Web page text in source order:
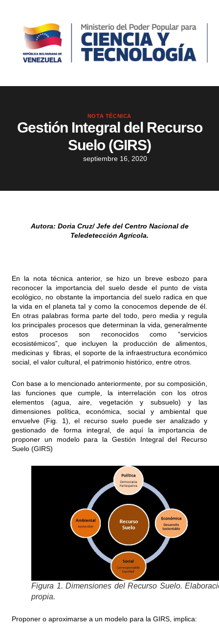
NOTA TÉCNICA
Gestión Integral del Recurso
Suelo (GIRS)
septiembre 16, 2020
Autora: Doria Cruz/ Jefe del Centro Nacional de
Teledetección Agrícola.
En la nota técnica anterior, se hizo un breve esbozo para
reconocer la importancia del suelo desde el punto de vista
ecológico, no obstante la importancia del suelo radica en que
la vida en el planeta tal y como la conocemos depende de él.
En otras palabras forma parte del todo, pero media y regula
los principales procesos que determinan la vida, generalmente
estos procesos son reconocidos como “servicios
ecosistémicos”, que incluyen la producción de alimentos,
medicinas y fibras, el soporte de la infraestructura económico
social, el valor cultural, el patrimonio histórico, entre otros.
Con base a lo mencionado anteriormente, por su composición,
las funciones que cumple, la interrelación con los otros
elementos (agua, aire, vegetación y subsuelo) y las
dimensiones política, económica, social y ambiental que
envuelve (Fig. 1), el recurso suelo puede ser analizado y
gestionado de forma integral, de aquí la importancia de
proponer un modelo para la Gestión Integral del Recurso
Suelo (GIRS)
Figura 1. Dimensiones del Recurso Suelo.
propia.
Proponer o aproximarse a un modelo para la GIRS, implica: